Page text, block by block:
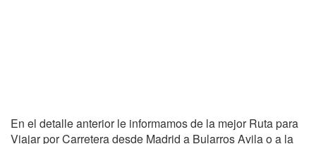
En el detalle anterior le informamos de la mejor Ruta para
Viajar por Carretera desde Madrid a Bularros Avila o a la